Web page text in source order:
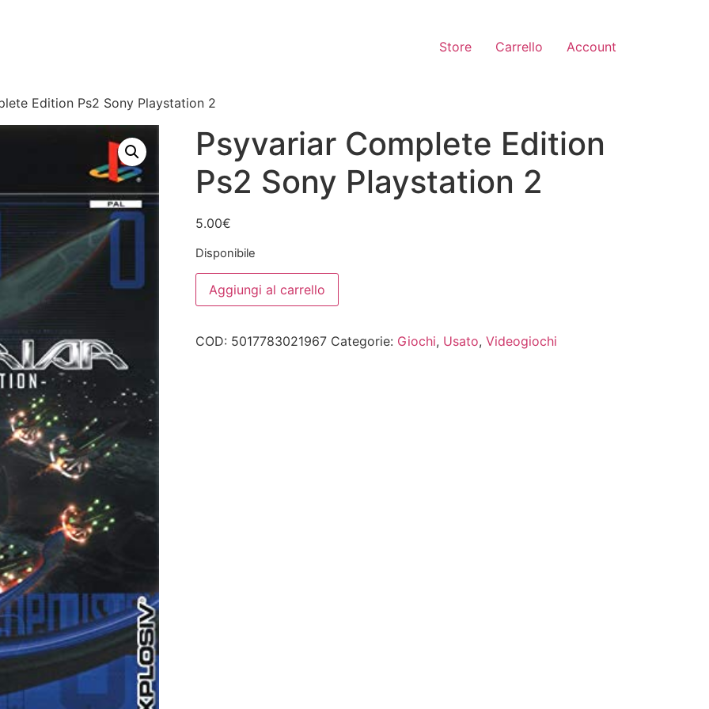
Store Carrello Account
Edition Ps2 Sony Playstation 2
Psyvariar Complete Edition
Ps2 Sony Playstation 2
5.00€
Disponibile
Psyvariar
Complete
Edition
Playstation
Aggiungi al carrello
COD: 5017783021967 Categorie: Giochi, Usato, Videogiochi